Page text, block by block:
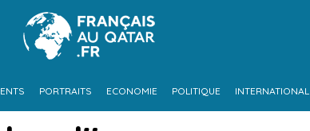
PORTRAITS ECONOMIE POLITIQUE INTERNATIONAL